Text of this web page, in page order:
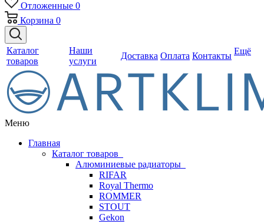
Отложенные 0
Корзина 0
Каталог
товаров
Наши
услуги
Доставка Оплата Контакты Ещё
Меню
Главная
Каталог товаров
Алюминиевые радиаторы
RIFAR
Royal Thermo
ROMMER
STOUT
Gekon